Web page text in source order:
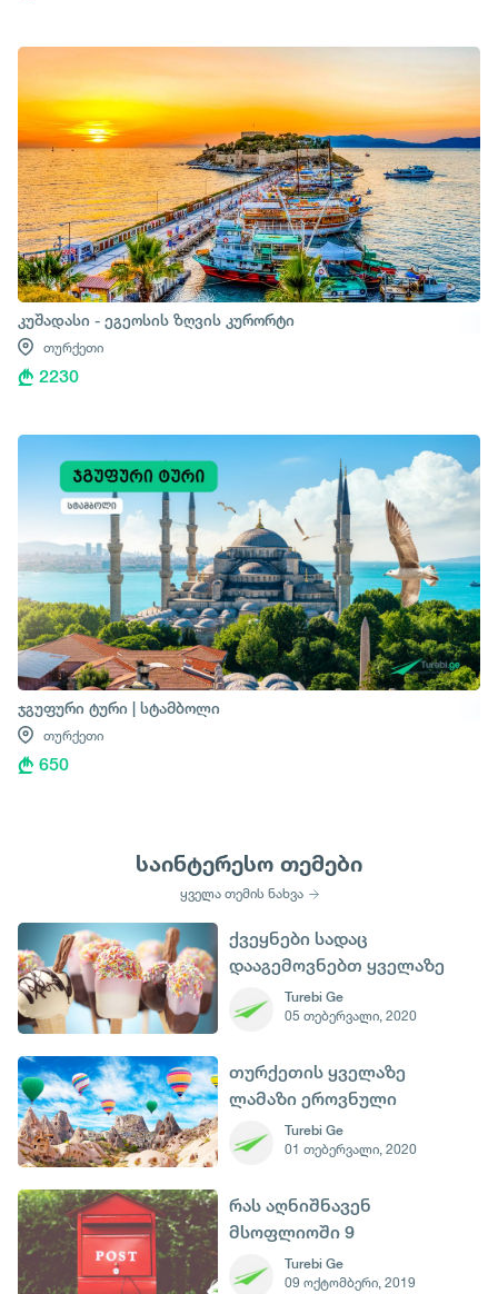
კუშადასი - ეგეოსის ზღვის კურორტი
თურქეთი
2230
ჯგუფური ტური | სტამბოლი
თურქეთი
650
საინტერესო თემები
ყველა თემის ნახვა
ქვეყნები სადაც
დააგემოვნებთ ყველაზე
გემრიელ ნაყინს
Turebi Ge
05 თებერვალი, 2020
თურქეთის ყველაზე
ლამაზი ეროვნული
პარკებიTurebi Ge
01 თებერვალი, 2020
რას აღნიშნავენ
მსოფლიოში 9
ოქტომბერს
Turebi Ge
09 ოქტომბერი, 2019